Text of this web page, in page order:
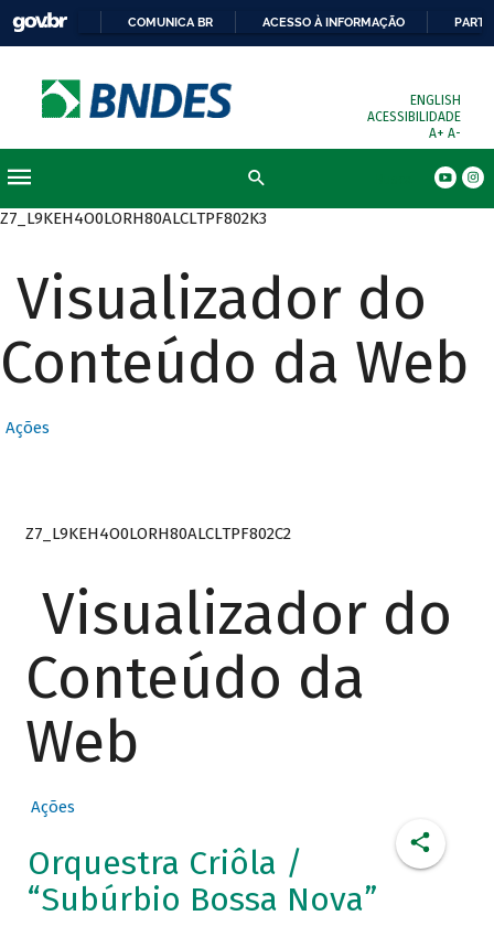
COMUNICA BR ACESSO À INFORMAÇÃO
ENGLISH
ACESSIBILIDADE
A+ A-
Z7_L9KEH4O0LORH80ALCLTPF802K3
Visualizador do
Conteúdo da Web
Ações
Z7_L9KEH4O0LORH80ALCLTPF802C2
Visualizador do
Conteúdo da
Web
Ações
Orquestra Criôla /
“Subúrbio Bossa Nova”